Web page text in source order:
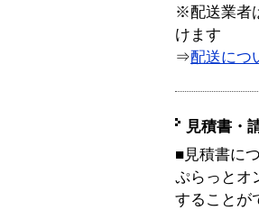
※配送業者
けます
⇒配送につ
見積書・
■見積書に
ぷらっとオ
することが